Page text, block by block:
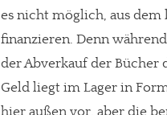
es nicht möglich, aus
finanzieren. Denn
der Abverkauf der Bücher
Geld liegt im Lager in
hier außen vor, aber die